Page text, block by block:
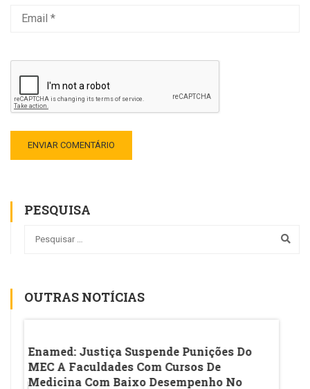
PESQUISA
OUTRAS NOTÍCIAS
Enamed: Justiça Suspende Punições Do
MEC A Faculdades Com Cursos De
Medicina Com Baixo Desempenho No